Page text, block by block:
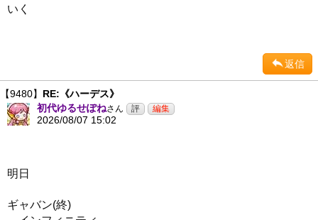
いく
返信
【9480】 RE:《ハーデス》
初代ゆるせぽねさん
2026/08/07 15:02
明日
ギャバン(終)